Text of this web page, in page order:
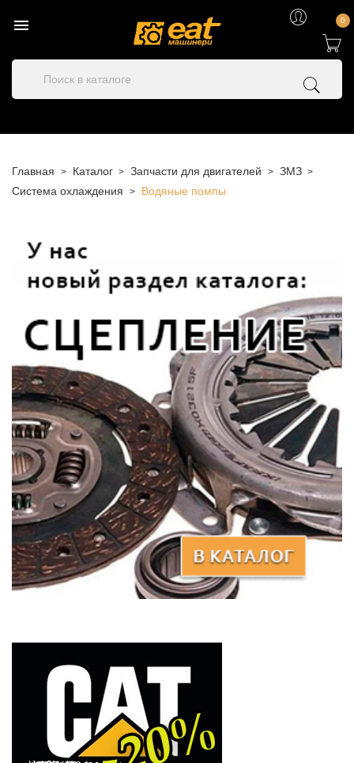
 0
Главная Каталог Запчасти для двигателей
ЗМЗ
Система охлаждения
Водяные помпы